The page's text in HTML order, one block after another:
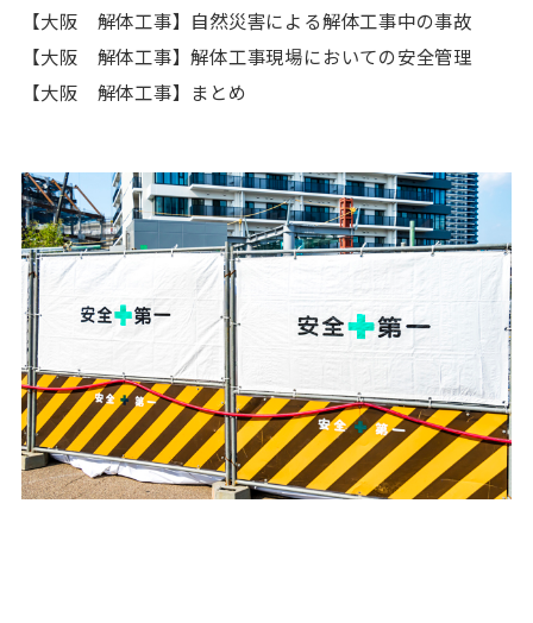
【大阪 解体工事】自然災害による解体工事中の事故
【大阪 解体工事】解体工事現場においての安全管理
【大阪 解体工事】まとめ